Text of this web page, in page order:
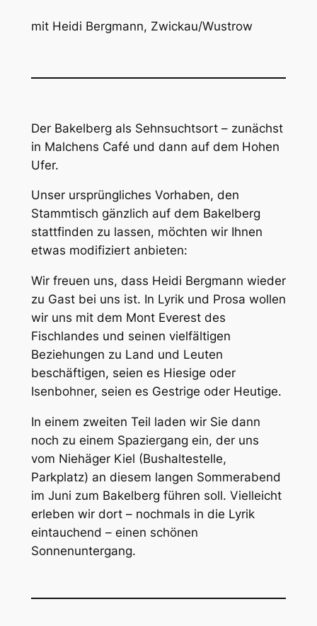
mit Heidi Bergmann, Zwickau/Wustrow
Der Bakelberg als Sehnsuchtsort – zunächst
in Malchens Café und dann auf dem Hohen
Ufer.
Unser ursprüngliches Vorhaben, den
Stammtisch gänzlich auf dem Bakelberg
stattfinden zu lassen, möchten wir Ihnen
etwas modifiziert anbieten:
Wir freuen uns, dass Heidi Bergmann wieder
zu Gast bei uns ist. In Lyrik und Prosa wollen
wir uns mit dem Mont Everest des
Fischlandes und seinen vielfältigen
Beziehungen zu Land und Leuten
beschäftigen, seien es Hiesige oder
Isenbohner, seien es Gestrige oder Heutige.
In einem zweiten Teil laden wir Sie dann
noch zu einem Spaziergang ein, der uns
vom Niehäger Kiel (Bushaltestelle,
Parkplatz) an diesem langen Sommerabend
im Juni zum Bakelberg führen soll. Vielleicht
erleben wir dort – nochmals in die Lyrik
eintauchend – einen schönen
Sonnenuntergang.